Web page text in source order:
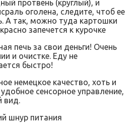
протвень (круглый), и
оголена, следите, чтоб ее
А так, можно туда картошки
запечется к курочке
печь за свои деньги! Очень
и очистке. Еду не
быстро!
немецкое качество, хоть и
сенсорное управление,
вид.
шнур питания